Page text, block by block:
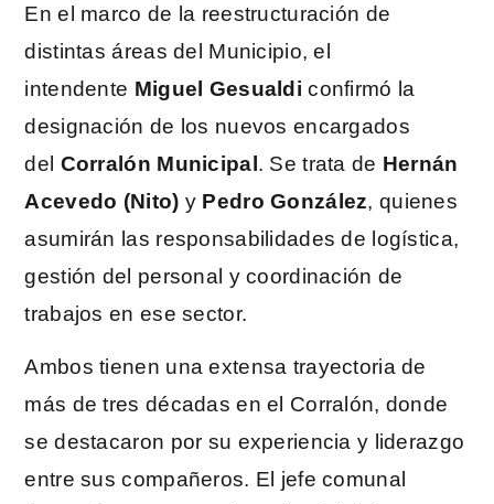
En el marco de la reestructuración de
distintas áreas del Municipio, el
intendente Miguel Gesualdi confirmó la
designación de los nuevos encargados
del Corralón Municipal. Se trata de Hernán
Acevedo (Nito) y Pedro González, quienes
asumirán las responsabilidades de logística,
gestión del personal y coordinación de
trabajos en ese sector.
Ambos tienen una extensa trayectoria de
más de tres décadas en el Corralón, donde
se destacaron por su experiencia y liderazgo
entre sus compañeros. El jefe comunal